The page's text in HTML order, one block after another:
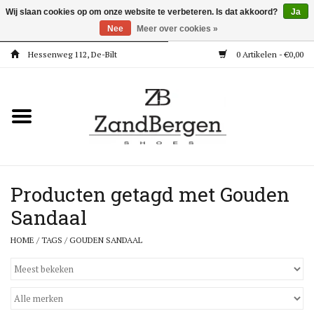
Hessenweg 112, De-Bilt 0 Artikelen - €0,00
Kleding
Meisjes
Jongens
Accessoires
Super Deals
Producten getagd met Gouden
Sandaal
HOME /TAGS /GOUDEN SANDAAL
Wij slaan cookies op om onze website te verbeteren. Is dat akkoord?
Ja
Nee
Meer over cookies »